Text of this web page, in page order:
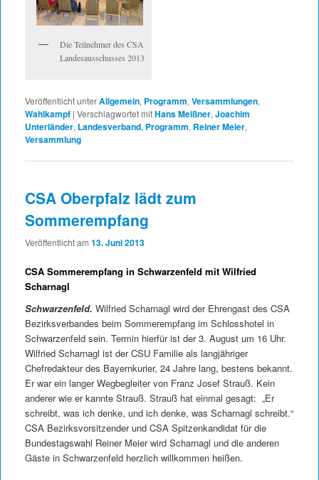
Die Teilnehmer des CSA
Landesausschusses 2013
Veröffentlicht unterAllgemein, Programm, Versammlungen,
Wahlkampf | Verschlagwortet mitHans Meißner, Joachim
Unterländer, Landesverband, Programm, Reiner Meier,
Versammlung
CSA Oberpfalz lädt zum
Sommerempfang
Veröffentlicht am 13. Juni 2013
CSA Sommerempfang in Schwarzenfeld mit Wilfried
Scharnagl
Schwarzenfeld. Wilfried Scharnagl wird der Ehrengast des CSA
Bezirksverbandes beim Sommerempfang im Schlosshotel in
Schwarzenfeld sein. Termin hierfür ist der 3. August um 16 Uhr.
Wilfried Scharnagl ist der CSU Familie als langjähriger
Chefredakteur des Bayernkurier, 24 Jahre lang, bestens bekannt.
Er war ein langer Wegbegleiter von Franz Josef Strauß. Kein
anderer wie er kannte Strauß. Strauß hat einmal gesagt: „Er
schreibt, was ich denke, und ich denke, was Scharnagl schreibt.“
CSA Bezirksvorsitzender und CSA Spitzenkandidat für die
Bundestagswahl Reiner Meier wird Scharnagl und die anderen
Gäste in Schwarzenfeld herzlich willkommen heißen.